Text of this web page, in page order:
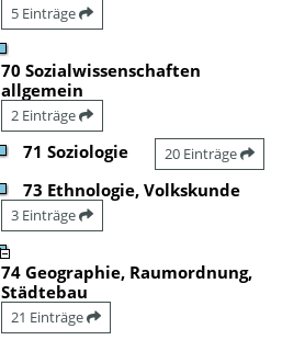
5 Einträge
70 Sozialwissenschaften
allgemein
2 Einträge
71 Soziologie 20 Einträge
73 Ethnologie, Volkskunde
3 Einträge
74 Geographie, Raumordnung,
Städtebau
21 Einträge